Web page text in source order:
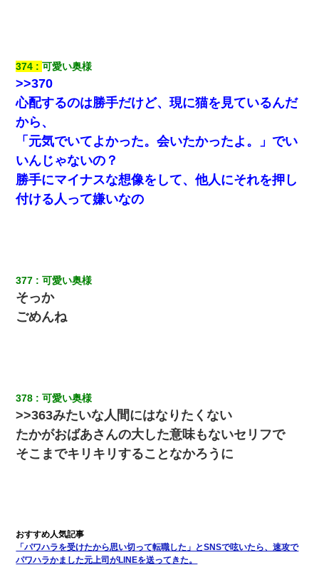
（もう手遅れだったんだな…）
妊娠中に「おいこのブタ女！てめー席譲れ！」と絡まれ腹を殴る
真似された。泣きながら夫に話すと一年後に…
旦那の元カノをSNSで探して写真を保存して顔面評価スレで写真
を晒してた。ほとんどがブスという評価の中で二人ほど意外に好
評価で苦々しく思った
彼にプロポーズされたんだけど、実は資産家だと知って婚約破棄
だ！」→ 嫁「あっ」
友人とふたりで山口に旅行した時の事。レンタカーを借りて山の
中の道を走っていたら、突然ガガッ！って音がして…
【復讐】義兄嫁「生活費、足りない分を貸してほしい」私「貸す
わけないでしょｗｗｗｗ」→ 理由を話したら泣き出して・・私
（あまりにも希望通り）
さっき嫁から、「愛しています」ってメールが届いた。俺も「愛
してます」って送ったら
374 可愛い奥様
>>370
心配するのは勝手だけど、現に猫を見ているんだ
から、
「元気でいてよかった。会いたかったよ。」でい
いんじゃないの？
勝手にマイナスな想像をして、他人にそれを押し
付ける人って嫌いなの
377 可愛い奥様
そっか
ごめんね
378 可愛い奥様
>>363みたいな人間にはなりたくない
たかがおばあさんの大した意味もないセリフで
そこまでキリキリすることなかろうに
「パワハラを受けたから思い切って転職した」とSNSで呟いたら、速攻で
パワハラかました元上司がLINEを送ってきた。